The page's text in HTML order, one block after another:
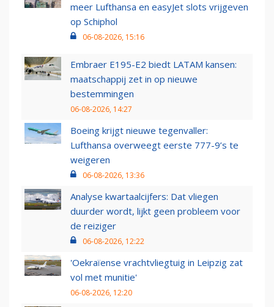
meer Lufthansa en easyJet slots vrijgeven
op Schiphol
06-08-2026, 15:16
Embraer E195-E2 biedt LATAM kansen:
maatschappij zet in op nieuwe
bestemmingen
06-08-2026, 14:27
Boeing krijgt nieuwe tegenvaller:
Lufthansa overweegt eerste 777-9’s te
weigeren
06-08-2026, 13:36
Analyse kwartaalcijfers: Dat vliegen
duurder wordt, lijkt geen probleem voor
de reiziger
06-08-2026, 12:22
'Oekraïense vrachtvliegtuig in Leipzig zat
vol met munitie'
06-08-2026, 12:20